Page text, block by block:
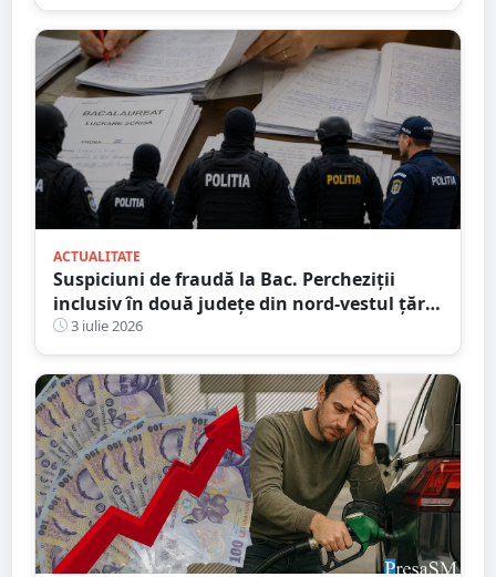
ACTUALITATE
Suspiciuni de fraudă la Bac. Percheziții
inclusiv în două județe din nord-vestul țării.
Ce suspectează procurorii
3 iulie 2026